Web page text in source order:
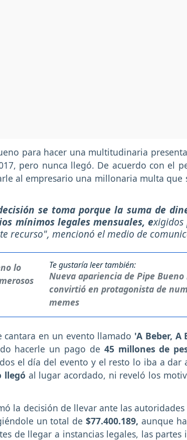
para hacer una multitudinaria
pero nunca llegó. De acuerdo con el
al empresario una millonaria multa que
se toma porque la suma de
mínimos legales mensuales, e
recurso", mencionó el medio de
Te gustaría leer también:
Nueva apariencia de Pipe Bueno
convirtió en protagonista de
memes
cantara en un evento llamado 'A Beber, A
hacerle un pago de 45 millones de
el día del evento y el resto lo iba a dar
llegó al lugar acordado, ni reveló los
la decisión de llevar ante las autoridades
un total de$77.400.189,aunque
de llegar a instancias legales, las partes